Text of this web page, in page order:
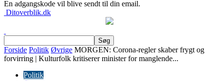
En adgangskode vil blive sendt til din email.
Ditoverblik.dk
Forside Politik Øvrige MORGEN: Corona-regler skaber frygt og
forvirring | Kulturfolk kritiserer minister for manglende...
Politik